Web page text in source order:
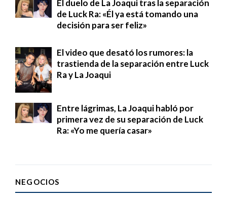
El duelo de La Joaqui tras la separación
de Luck Ra: «Él ya está tomando una
decisión para ser feliz»
El video que desató los rumores: la
trastienda de la separación entre Luck
Ra y La Joaqui
Entre lágrimas, La Joaqui habló por
primera vez de su separación de Luck
Ra: «Yo me quería casar»
NEGOCIOS